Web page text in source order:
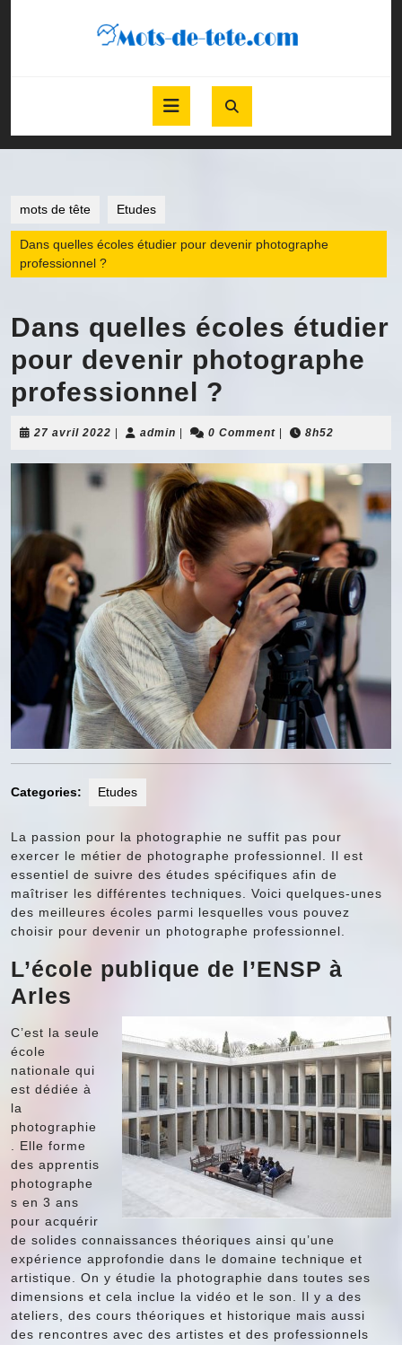
Open
Button
mots de tête Etudes
Dans quelles écoles étudier pour devenir photographe
professionnel ?
Dans quelles écoles étudier
pour devenir photographe
professionnel ?
27 avril 2022 27
2022
admin admin0 Comment 8h52
Categories: Etudes
La passion pour la photographie ne suffit pas pour
exercer le métier de photographe professionnel. Il est
essentiel de suivre des études spécifiques afin de
maîtriser les différentes techniques. Voici quelques-unes
des meilleures écoles parmi lesquelles vous pouvez
choisir pour devenir un photographe professionnel.
L’école publique de l’ENSP à
Arles
C’est la seule
école
nationale qui
est dédiée à
la
photographie
. Elle forme
des apprentis
photographe
s en 3 ans
pour acquérir
de solides connaissances théoriques ainsi qu’une
expérience approfondie dans le domaine technique et
artistique. On y étudie la photographie dans toutes ses
dimensions et cela inclue la vidéo et le son. Il y a des
ateliers, des cours théoriques et historique mais aussi
des rencontres avec des artistes et des professionnels